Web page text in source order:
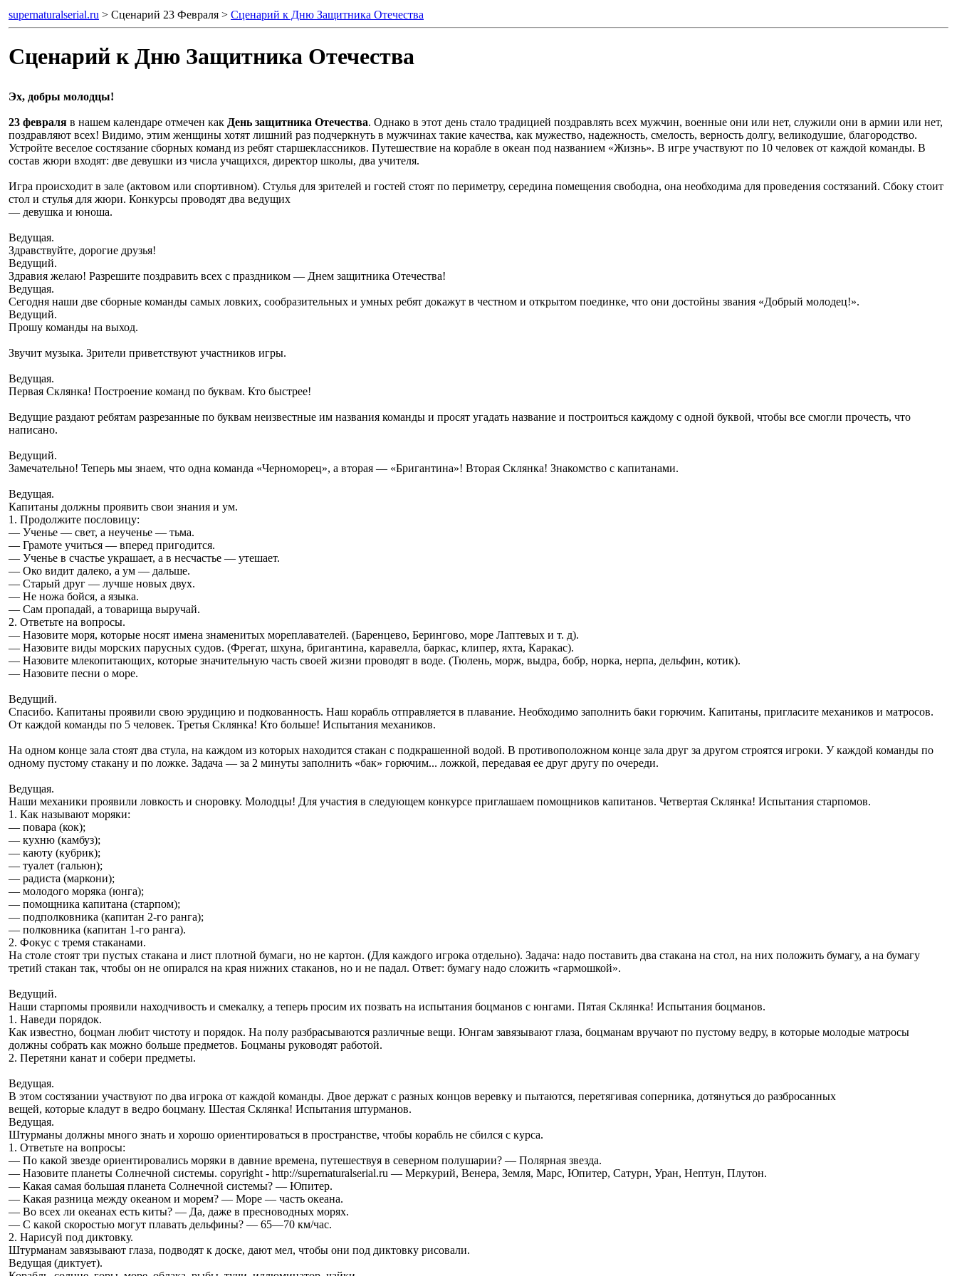
supernaturalserial.ru > Сценарий 23 Февраля > Сценарий к Дню Защитника Отечества
Сценарий к Дню Защитника Отечества
Эх, добры молодцы!
23 февраля в нашем календаре отмечен как День защитника Отечества. Однако в этот день стало традицией поздравлять всех мужчин, военные они или нет, служили они в армии или нет,
поздравляют всех! Видимо, этим женщины хотят лишний раз подчеркнуть в мужчинах такие качества, как мужество, надежность, смелость, верность долгу, великодушие, благородство.
Устройте веселое состязание сборных команд из ребят старшеклассников. Путешествие на корабле в океан под названием «Жизнь». В игре участвуют по 10 человек от каждой команды. В
состав жюри входят: две девушки из числа учащихся, директор школы, два учителя.
Игра происходит в зале (актовом или спортивном). Стулья для зрителей и гостей стоят по периметру, середина помещения свободна, она необходима для проведения состязаний. Сбоку стоит
стол и стулья для жюри. Конкурсы проводят два ведущих
— девушка и юноша.
Ведущая.
Здравствуйте, дорогие друзья!
Ведущий.
Здравия желаю! Разрешите поздравить всех с праздником — Днем защитника Отечества!
Ведущая.
Сегодня наши две сборные команды самых ловких, сообразительных и умных ребят докажут в честном и открытом поединке, что они достойны звания «Добрый молодец!».
Ведущий.
Прошу команды на выход.
Звучит музыка. Зрители приветствуют участников игры.
Ведущая.
Первая Склянка! Построение команд по буквам. Кто быстрее!
Ведущие раздают ребятам разрезанные по буквам неизвестные им названия команды и просят угадать название и построиться каждому с одной буквой, чтобы все смогли прочесть, что
написано.
Ведущий.
Замечательно! Теперь мы знаем, что одна команда «Черноморец», а вторая — «Бригантина»! Вторая Склянка! Знакомство с капитанами.
Ведущая.
Капитаны должны проявить свои знания и ум.
1. Продолжите пословицу:
— Ученье — свет, а неученье — тьма.
— Грамоте учиться — вперед пригодится.
— Ученье в счастье украшает, а в несчастье — утешает.
— Око видит далеко, а ум — дальше.
— Старый друг — лучше новых двух.
— Не ножа бойся, а языка.
— Сам пропадай, а товарища выручай.
2. Ответьте на вопросы.
— Назовите моря, которые носят имена знаменитых мореплавателей. (Баренцево, Берингово, море Лаптевых и т. д).
— Назовите виды морских парусных судов. (Фрегат, шхуна, бригантина, каравелла, баркас, клипер, яхта, Каракас).
— Назовите млекопитающих, которые значительную часть своей жизни проводят в воде. (Тюлень, морж, выдра, бобр, норка, нерпа, дельфин, котик).
— Назовите песни о море.
Ведущий.
Спасибо. Капитаны проявили свою эрудицию и подкованность. Наш корабль отправляется в плавание. Необходимо заполнить баки горючим. Капитаны, пригласите механиков и матросов.
От каждой команды по 5 человек. Третья Склянка! Кто больше! Испытания механиков.
На одном конце зала стоят два стула, на каждом из которых находится стакан с подкрашенной водой. В противоположном конце зала друг за другом строятся игроки. У каждой команды по
одному пустому стакану и по ложке. Задача — за 2 минуты заполнить «бак» горючим... ложкой, передавая ее друг другу по очереди.
Ведущая.
Наши механики проявили ловкость и сноровку. Молодцы! Для участия в следующем конкурсе приглашаем помощников капитанов. Четвертая Склянка! Испытания старпомов.
1. Как называют моряки:
— повара (кок);
— кухню (камбуз);
— каюту (кубрик);
— туалет (гальюн);
— радиста (маркони);
— молодого моряка (юнга);
— помощника капитана (старпом);
— подполковника (капитан 2-го ранга);
— полковника (капитан 1-го ранга).
2. Фокус с тремя стаканами.
На столе стоят три пустых стакана и лист плотной бумаги, но не картон. (Для каждого игрока отдельно). Задача: надо поставить два стакана на стол, на них положить бумагу, а на бумагу
третий стакан так, чтобы он не опирался на края нижних стаканов, но и не падал. Ответ: бумагу надо сложить «гармошкой».
Ведущий.
Наши старпомы проявили находчивость и смекалку, а теперь просим их позвать на испытания боцманов с юнгами. Пятая Склянка! Испытания боцманов.
1. Наведи порядок.
Как известно, боцман любит чистоту и порядок. На полу разбрасываются различные вещи. Юнгам завязывают глаза, боцманам вручают по пустому ведру, в которые молодые матросы
должны собрать как можно больше предметов. Боцманы руководят работой.
2. Перетяни канат и собери предметы.
Ведущая.
В этом состязании участвуют по два игрока от каждой команды. Двое держат с разных концов веревку и пытаются, перетягивая соперника, дотянуться до разбросанных
вещей, которые кладут в ведро боцману. Шестая Склянка! Испытания штурманов.
Ведущая.
Штурманы должны много знать и хорошо ориентироваться в пространстве, чтобы корабль не сбился с курса.
1. Ответьте на вопросы:
— По какой звезде ориентировались моряки в давние времена, путешествуя в северном полушарии? — Полярная звезда.
— Назовите планеты Солнечной системы. copyright - http://supernaturalserial.ru — Меркурий, Венера, Земля, Марс, Юпитер, Сатурн, Уран, Нептун, Плутон.
— Какая самая большая планета Солнечной системы? — Юпитер.
— Какая разница между океаном и морем? — Море — часть океана.
— Во всех ли океанах есть киты? — Да, даже в пресноводных морях.
— С какой скоростью могут плавать дельфины? — 65—70 км/час.
2. Нарисуй под диктовку.
Штурманам завязывают глаза, подводят к доске, дают мел, чтобы они под диктовку рисовали.
Ведущая (диктует).